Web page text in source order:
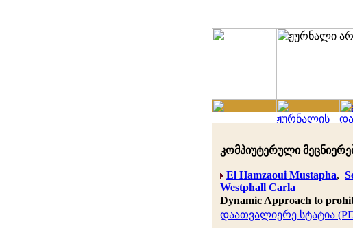
კომპიუტერული
El Hamzaoui Mustapha,
Westphall Carla
Dynamic Approach to
დაათვალიერე სტატია